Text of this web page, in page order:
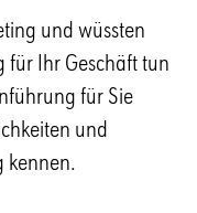
und wüssten
Ihr Geschäft tun
für Sie
und
kennen.